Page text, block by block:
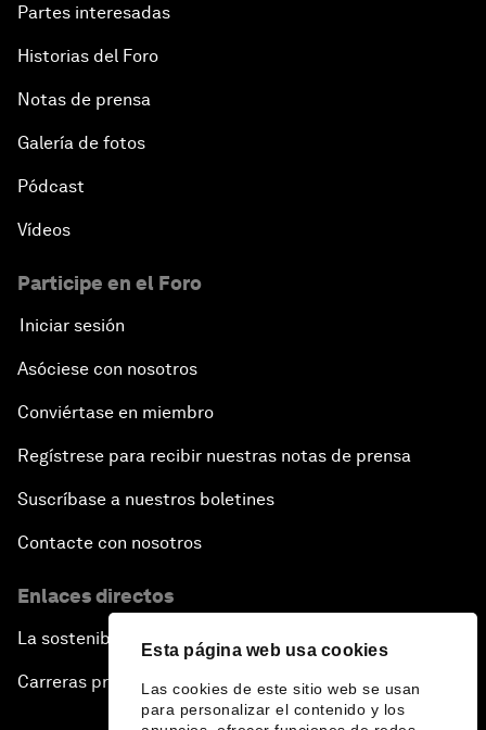
Esta página web usa cookies
Las cookies de este sitio web se usan
para personalizar el contenido y los
Partes interesadas
Historias del Foro
Notas de prensa
Galería de fotos
Pódcast
Vídeos
Participe en el Foro
Iniciar sesión
Asóciese con nosotros
Conviértase en miembro
Regístrese para recibir nuestras notas de prensa
Suscríbase a nuestros boletines
Contacte con nosotros
Enlaces directos
La sostenibilidad en el Foro
Carreras profesionales